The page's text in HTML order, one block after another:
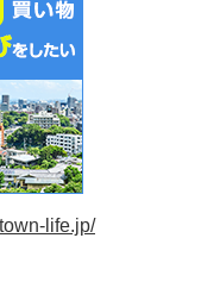
life.jp/